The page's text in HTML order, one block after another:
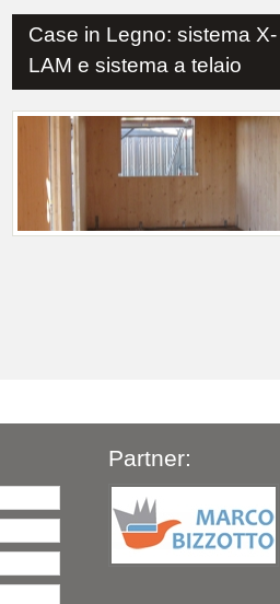
Case in Legno: sistema X-
LAM e sistema a telaio
Partner: